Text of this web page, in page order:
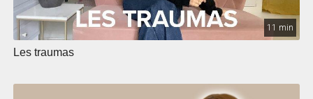
11 min
Les traumas